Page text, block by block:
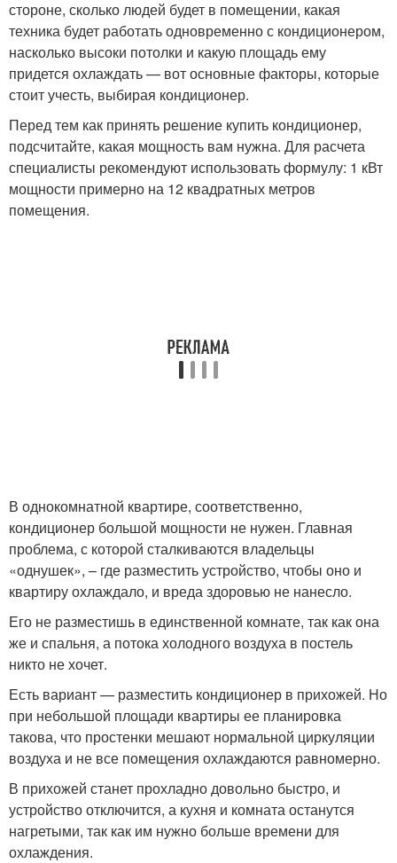
стороне, сколько людей будет в помещении, какая
техника будет работать одновременно с кондиционером,
насколько высоки потолки и какую площадь ему
придется охлаждать — вот основные факторы, которые
стоит учесть, выбирая кондиционер.
Перед тем как принять решение купить кондиционер,
подсчитайте, какая мощность вам нужна. Для расчета
специалисты рекомендуют использовать формулу: 1 кВт
мощности примерно на 12 квадратных метров
помещения.
В однокомнатной квартире, соответственно,
кондиционер большой мощности не нужен. Главная
проблема, с которой сталкиваются владельцы
«однушек», – где разместить устройство, чтобы оно и
квартиру охлаждало, и вреда здоровью не нанесло.
Его не разместишь в единственной комнате, так как она
же и спальня, а потока холодного воздуха в постель
никто не хочет.
Есть вариант — разместить кондиционер в прихожей. Но
при небольшой площади квартиры ее планировка
такова, что простенки мешают нормальной циркуляции
воздуха и не все помещения охлаждаются равномерно.
В прихожей станет прохладно довольно быстро, и
устройство отключится, а кухня и комната останутся
нагретыми, так как им нужно больше времени для
охлаждения.